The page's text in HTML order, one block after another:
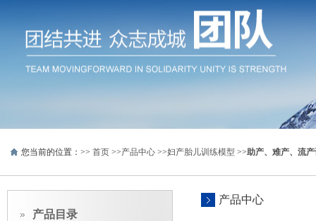
您当前的位置：>> 首页 >>产品中心 >>妇产胎儿训练模型 >>助产、难产、流
产品中心
产品目录